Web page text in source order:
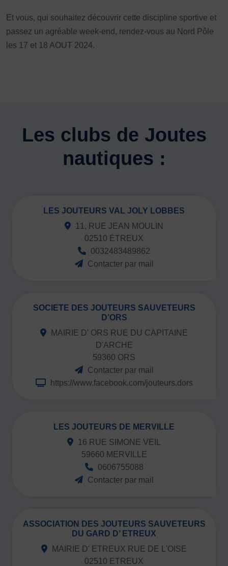
Et vous, qui souhaitez découvrir cette discipline sportive et
passez un agréable week-end, rendez-vous au Nord Pôle
les 17 et 18 AOUT 2024.
Les clubs de Joutes
nautiques :
LES JOUTEURS VAL JOLY LOBBES
11, RUE JEAN MOULIN
02510 ÉTREUX
0032483489862
Contacter par mail
SOCIETE DES JOUTEURS SAUVETEURS
D’ORS
MAIRIE D' ORS RUE DU CAPITAINE
D'ARCHE
59360 ORS
Contacter par mail
https://www.facebook.com/jouteurs.dors
LES JOUTEURS DE MERVILLE
16 RUE SIMONE VEIL
59660 MERVILLE
0606755088
Contacter par mail
ASSOCIATION DES JOUTEURS SAUVETEURS
DU GARD D’ ETREUX
MAIRIE D' ETREUX RUE DE L'OISE
02510 ETREUX